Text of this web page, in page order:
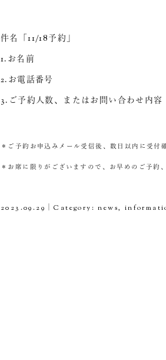
件名「11/18予約」
1.お名前
2.お電話番号
3.ご予約人数、またはお問い合わせ内容
＊ご予約お申込みメール受信後、数日以内に受付
＊お席に限りがございますので、お早めのご予約
2023.09.29｜Category:news,